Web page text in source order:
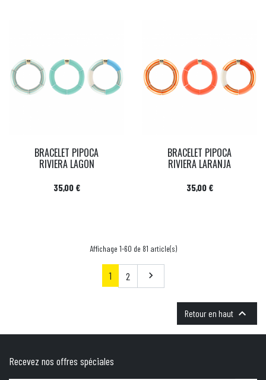
BRACELET PIPOCA
RIVIERA LAGON
Prix
35,00 €
BRACELET PIPOCA
RIVIERA LARANJA
Prix
35,00 €
Affichage 1-60 de 81 article(s)
1 2 Suivant

Retour en haut 
Recevez nos offres spéciales